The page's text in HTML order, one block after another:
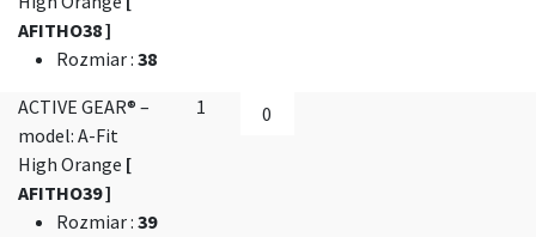
AFITHO38 ]
Rozmiar: 38
ACTIVE GEAR® –
model: A-Fit
High Orange [
AFITHO39 ]
Rozmiar: 39
1